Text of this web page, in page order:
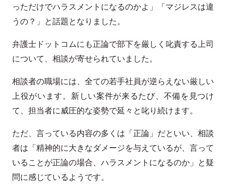
っただけでハラスメントになるのかよ」「マジレスは違
うの？」と話題となりました。
弁護士ドットコムにも正論で部下を厳しく叱責する上司
について、相談が寄せられていました。
相談者の職場には、全ての若手社員が逆らえない厳しい
上役がいます。新しい案件が来るたび、不備を見つけ
て、担当者に威圧的な姿勢で延々と叱り続けます。
ただ、言っている内容の多くは「正論」だといい、相談
者は「精神的に大きなダメージを与えているが、言って
いることが正論の場合、ハラスメントになるのか」と疑
問に感じているようです。